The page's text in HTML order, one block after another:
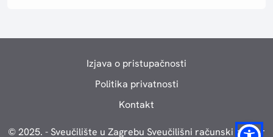
Izjava o pristupačnosti
Politika privatnosti
Kontakt
© 2025. - Sveučilište u Zagrebu Sveučilišni računski centar